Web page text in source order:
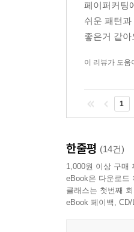
페이퍼커팅
쉬운 패턴
좋은거 같
이 리뷰가 도움
1
한줄평 (14건)
1,000원 이상 구매
eBook은 다운로드
클래스는 첫번째
eBook 페이백,